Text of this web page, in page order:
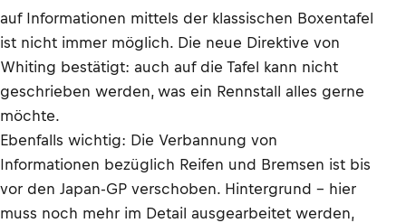
auf Informationen mittels der klassischen Boxentafel
ist nicht immer möglich. Die neue Direktive von
Whiting bestätigt: auch auf die Tafel kann nicht
geschrieben werden, was ein Rennstall alles gerne
möchte.
Ebenfalls wichtig: Die Verbannung von
Informationen bezüglich Reifen und Bremsen ist bis
vor den Japan-GP verschoben. Hintergrund – hier
muss noch mehr im Detail ausgearbeitet werden,